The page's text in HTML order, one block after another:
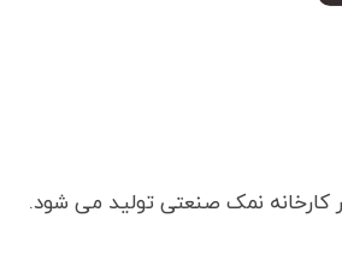
کارخانه نمک صنعتی تولید می شود.